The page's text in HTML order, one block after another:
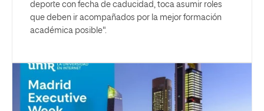
deporte con fecha de caducidad, toca asumir roles
que deben ir acompañados por la mejor formación
académica posible".